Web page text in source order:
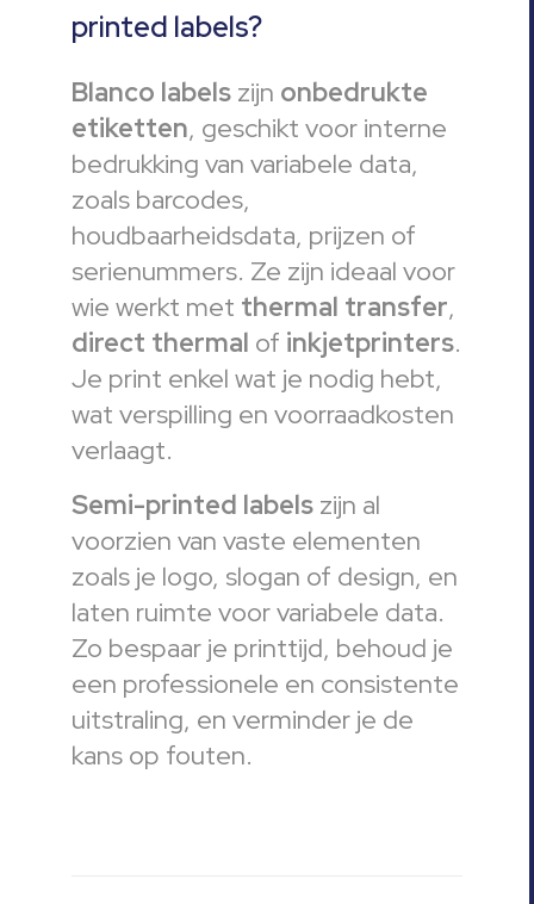
printed labels?
Blanco labels zijn onbedrukte
etiketten, geschikt voor interne
bedrukking van variabele data,
zoals barcodes,
houdbaarheidsdata, prijzen of
serienummers. Ze zijn ideaal voor
wie werkt met thermal transfer,
direct thermal of inkjetprinters.
Je print enkel wat je nodig hebt,
wat verspilling en voorraadkosten
verlaagt.
Semi-printed labels zijn al
voorzien van vaste elementen
zoals je logo, slogan of design, en
laten ruimte voor variabele data.
Zo bespaar je printtijd, behoud je
een professionele en consistente
uitstraling, en verminder je de
kans op fouten.